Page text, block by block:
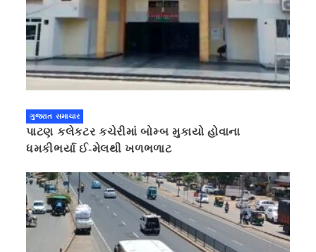
ગુજરાત સમાચાર
પાટણ કલેકટર કચેરીમાં બોમ્બ મુકાયો હોવાના
ધમકીભર્યા ઈ-મેલથી ખળભળાટ